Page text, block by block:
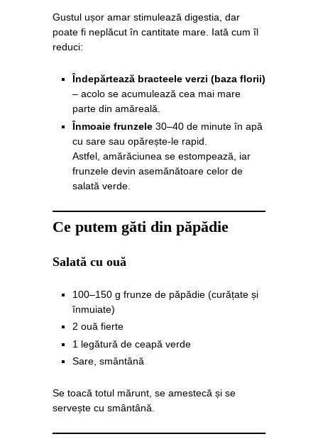
Gustul ușor amar stimulează digestia, dar
poate fi neplăcut în cantitate mare. Iată cum îl
reduci:
Îndepărtează bracteele verzi (baza florii)
– acolo se acumulează cea mai mare
parte din amăreală.
Înmoaie frunzele 30–40 de minute în apă
cu sare sau opărește-le rapid.
Astfel, amărăciunea se estompează, iar
frunzele devin asemănătoare celor de
salată verde.
Ce putem găti din păpădie
Salată cu ouă
100–150 g frunze de păpădie (curățate și
înmuiate)
2 ouă fierte
1 legătură de ceapă verde
Sare, smântână
Se toacă totul mărunt, se amestecă și se
servește cu smântână.